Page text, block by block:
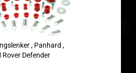
, Panhard ,
Rover Defender